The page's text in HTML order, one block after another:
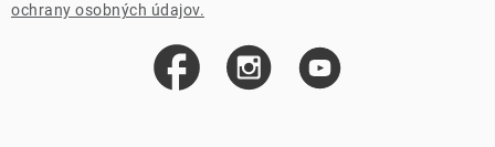
ochrany osobných údajov.